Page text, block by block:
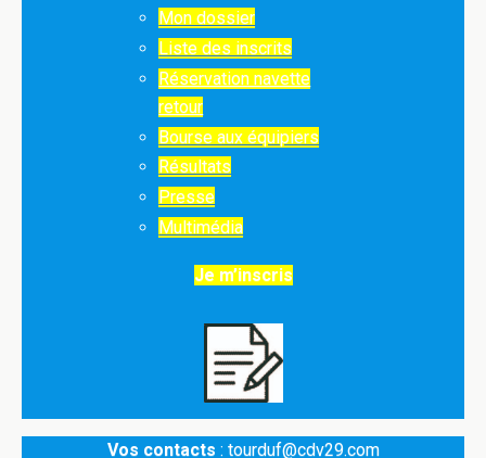
Mon dossier
Liste des inscrits
Réservation navette
retour
Bourse aux équipiers
Résultats
Presse
Multimédia
Je m’inscris
Vos contacts : tourduf@cdv29.com